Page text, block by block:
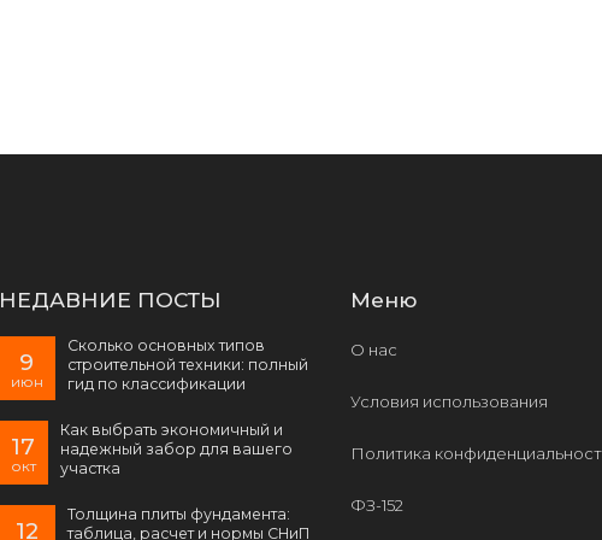
НЕДАВНИЕ ПОСТЫ
9
июн
Сколько основных типов
строительной техники: полный
гид по классификации
17
окт
Как выбрать экономичный и
надежный забор для вашего
участка
12
Толщина плиты фундамента:
таблица, расчет и нормы СНиП
Меню
О нас
Условия использования
Политика
ФЗ-152